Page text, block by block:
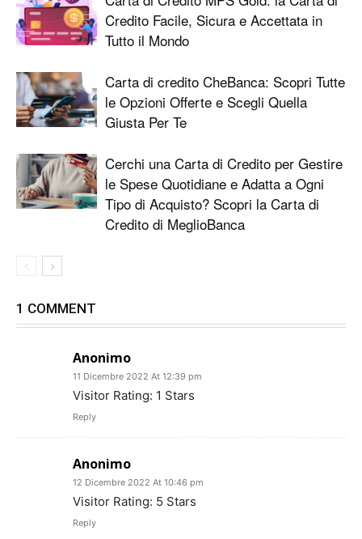
Credito Facile, Sicura e Accettata in
Tutto il Mondo
Carta di credito CheBanca: Scopri Tutte
le Opzioni Offerte e Scegli Quella
Giusta Per Te
Cerchi una Carta di Credito per Gestire
le Spese Quotidiane e Adatta a Ogni
Tipo di Acquisto? Scopri la Carta di
Credito di MeglioBanca
1 COMMENT
Anonimo
11 Dicembre 2022 At 12:39 pm
Visitor Rating: 1 Stars
Reply
Anonimo
12 Dicembre 2022 At 10:46 pm
Visitor Rating: 5 Stars
Reply